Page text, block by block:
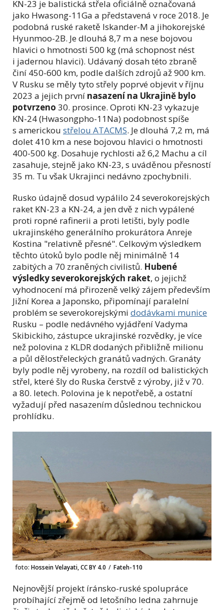
KN-23 je balistická střela oficiálně označovaná
jako Hwasong-11Ga a představená v roce 2018. Je
podobná ruské raketě Iskander-M a jihokorejské
Hyunmoo-2B. Je dlouhá 8,7 m a nese bojovou
hlavici o hmotnosti 500 kg (má schopnost nést
i jadernou hlavici). Udávaný dosah této zbraně
činí 450-600 km, podle dalších zdrojů až 900 km.
V Rusku se měly tyto střely poprvé objevit v říjnu
2023 a jejich první nasazení na Ukrajině bylo
potvrzeno 30. prosince. Oproti KN-23 vykazuje
KN-24 (Hwasongpho-11Na) podobnost spíše
s americkou střelou ATACMS. Je dlouhá 7,2 m, má
dolet 410 km a nese bojovou hlavici o hmotnosti
400-500 kg. Dosahuje rychlosti až 6,2 Machu a cíl
zasahuje, stejně jako KN-23, s uváděnou přesností
35 m. Tu však Ukrajinci nedávno zpochybnili.
Rusko údajně dosud vypálilo 24 severokorejských
raket KN-23 a KN-24, a jen dvě z nich vypálené
proti ropné rafinerii a proti letišti, byly podle
ukrajinského generálního prokurátora Anreje
Kostina "relativně přesné". Celkovým výsledkem
těchto útoků bylo podle něj minimálně 14
zabitých a 70 zraněných civilistů. Hubené
výsledky severokorejských raket, o jejichž
vyhodnocení má přirozeně velký zájem především
Jižní Korea a Japonsko, připomínají paralelní
problém se severokorejskými dodávkami munice
Rusku – podle nedávného vyjádření Vadyma
Skibickiho, zástupce ukrajinské rozvědky, je více
než polovina z KLDR dodaných přibližně milionu
a půl dělostřeleckých granátů vadných. Granáty
byly podle něj vyrobeny, na rozdíl od balistických
střel, které šly do Ruska čerstvě z výroby, již v 70.
a 80. letech. Polovina je k nepotřebě, a ostatní
vyžadují před nasazením důslednou technickou
prohlídku.
foto: Hossein Velayati, CC BY 4.0 / Fateh-110
Nejnovější projekt íránsko-ruské spolupráce
probíhající zřejmě od letošního ledna zahrnuje